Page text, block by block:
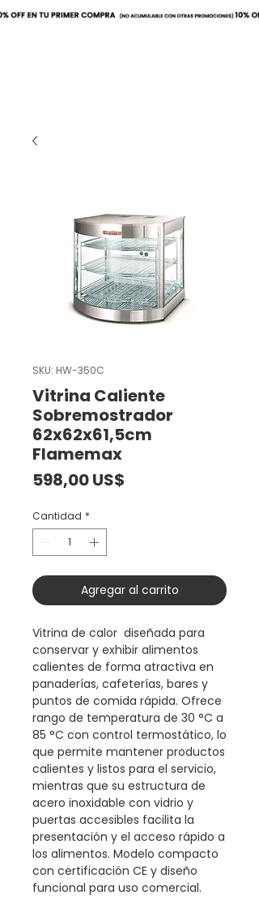
SKU: HW-350C
Vitrina Caliente
Sobremostrador
62x62x61,5cm
Flamemax
598,00 US$
Cantidad *
Agregar al carrito
Vitrina de calor diseñada para
conservar y exhibir alimentos
calientes de forma atractiva en
panaderías, cafeterías, bares y
puntos de comida rápida. Ofrece
rango de temperatura de 30 °C a
85 °C con control termostático, lo
que permite mantener productos
calientes y listos para el servicio,
mientras que su estructura de
acero inoxidable con vidrio y
puertas accesibles facilita la
presentación y el acceso rápido a
los alimentos. Modelo compacto
con certificación CE y diseño
funcional para uso comercial.